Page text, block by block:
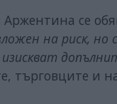
се
на риск,
търговците и